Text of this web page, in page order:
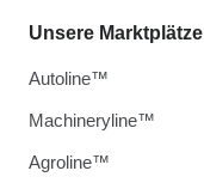
Unsere Marktplätze
Autoline™
Machineryline™
Agroline™